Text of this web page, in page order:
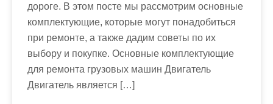
дороге. В этом посте мы рассмотрим основные
комплектующие, которые могут понадобиться
при ремонте, а также дадим советы по их
выбору и покупке. Основные комплектующие
для ремонта грузовых машин Двигатель
Двигатель является […]